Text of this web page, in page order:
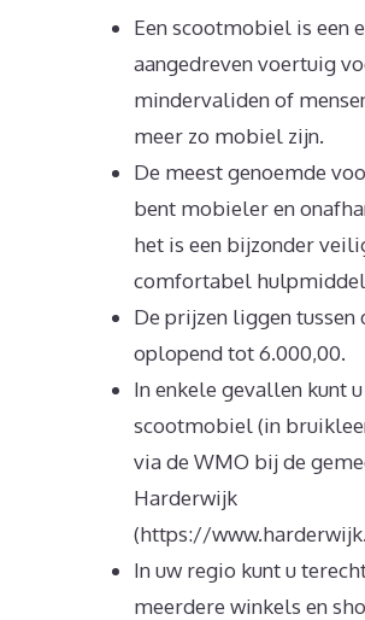
Een scootmobiel is een
aangedreven voertuig
mindervaliden of
meer zo mobiel zijn.
De meest genoemde
bent mobieler en
het is een bijzonder
comfortabel
De prijzen liggen tussen
oplopend tot 6.000,00.
In enkele gevallen kunt
scootmobiel (in
via de WMO bij de
Harderwijk
(https://
In uw regio kunt u
meerdere winkels en